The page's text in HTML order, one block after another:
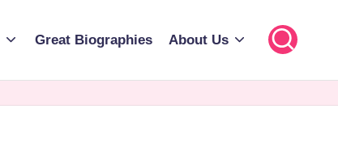
Great Biographies About Us